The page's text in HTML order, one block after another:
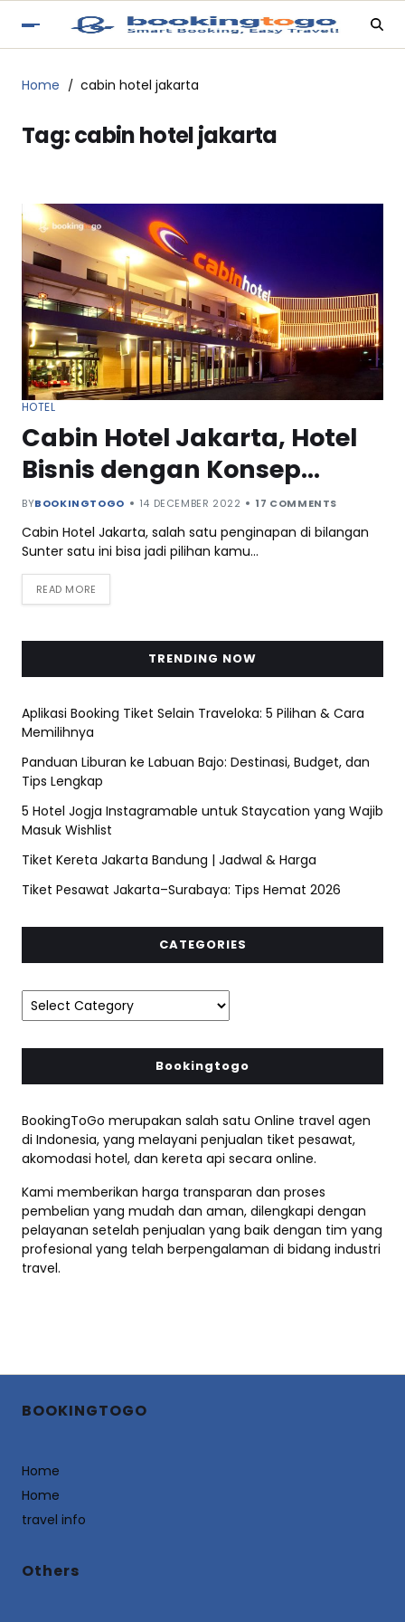
Home cabin hotel jakarta
Tag:cabin hotel jakarta
HOTEL
Cabin Hotel Jakarta, Hotel
Bisnis dengan Konsep
Otomotif
BYBOOKINGTOGO 14 DECEMBER 2022 17 COMMENTS
Cabin Hotel Jakarta, salah satu penginapan di bilangan
Sunter satu ini bisa jadi pilihan kamu…
READ MORE
TRENDING NOW
Aplikasi Booking Tiket Selain Traveloka: 5 Pilihan & Cara
Memilihnya
Panduan Liburan ke Labuan Bajo: Destinasi, Budget, dan
Tips Lengkap
5 Hotel Jogja Instagramable untuk Staycation yang Wajib
Masuk Wishlist
Tiket Kereta Jakarta Bandung | Jadwal & Harga
Tiket Pesawat Jakarta–Surabaya: Tips Hemat 2026
CATEGORIES
Bookingtogo
BookingToGo merupakan salah satu Online travel agen
di Indonesia, yang melayani penjualan tiket pesawat,
akomodasi hotel, dan kereta api secara online.
Kami memberikan harga transparan dan proses
pembelian yang mudah dan aman, dilengkapi dengan
pelayanan setelah penjualan yang baik dengan tim yang
profesional yang telah berpengalaman di bidang industri
travel.
BOOKINGTOGO
Home
Home
travel info
Others